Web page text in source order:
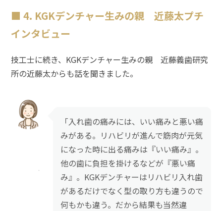
4. KGKデンチャー生みの親 近藤太プチ
インタビュー
技工士に続き、KGKデンチャー生みの親 近藤義歯研究
所の近藤太からも話を聞きました。
「入れ歯の痛みには、いい痛みと悪い痛
みがある。リハビリが進んで筋肉が元気
になった時に出る痛みは『いい痛み』。
他の歯に負担を掛けるなどが『悪い痛
み』。KGKデンチャーはリハビリ入れ歯
があるだけでなく型の取り方も違うので
何もかも違う。だから結果も当然違